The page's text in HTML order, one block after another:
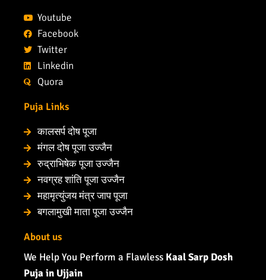
Youtube
Facebook
Twitter
Linkedin
Quora
Puja Links
कालसर्प दोष पूजा
मंगल दोष पूजा उज्जैन
रुद्राभिषेक पूजा उज्जैन
नवग्रह शांति पूजा उज्जैन
महामृत्युंजय मंत्र जाप पूजा
बगलामुखी माता पूजा उज्जैन
About us
We Help You Perform a Flawless Kaal Sarp Dosh
Puja in Ujjain